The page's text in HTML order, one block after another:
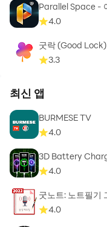
Parallel Space -
4.0
굿락 (Good
3.3
최신 앱
BURMESE TV
4.0
3D Battery
4.0
굿노트: 노트필기
4.0